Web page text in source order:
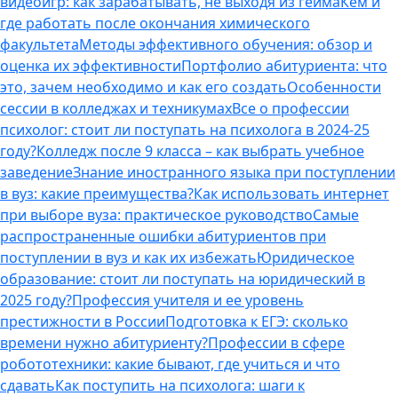
где работать после окончания химического
факультетаМетоды эффективного обучения: обзор и
оценка их эффективностиПортфолио абитуриента: что
это, зачем необходимо и как его создатьОсобенности
сессии в колледжах и техникумахВсе о профессии
психолог: стоит ли поступать на психолога в 2024-25
году?Колледж после 9 класса – как выбрать учебное
заведениеЗнание иностранного языка при поступлении
в вуз: какие преимущества?Как использовать интернет
при выборе вуза: практическое руководствоСамые
распространенные ошибки абитуриентов при
поступлении в вуз и как их избежатьЮридическое
образование: стоит ли поступать на юридический в
2025 году?Профессия учителя и ее уровень
престижности в РоссииПодготовка к ЕГЭ: сколько
времени нужно абитуриенту?Профессии в сфере
робототехники: какие бывают, где учиться и что
сдаватьКак поступить на психолога: шаги к